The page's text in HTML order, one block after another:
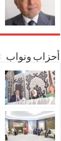
أحزاب ونواب